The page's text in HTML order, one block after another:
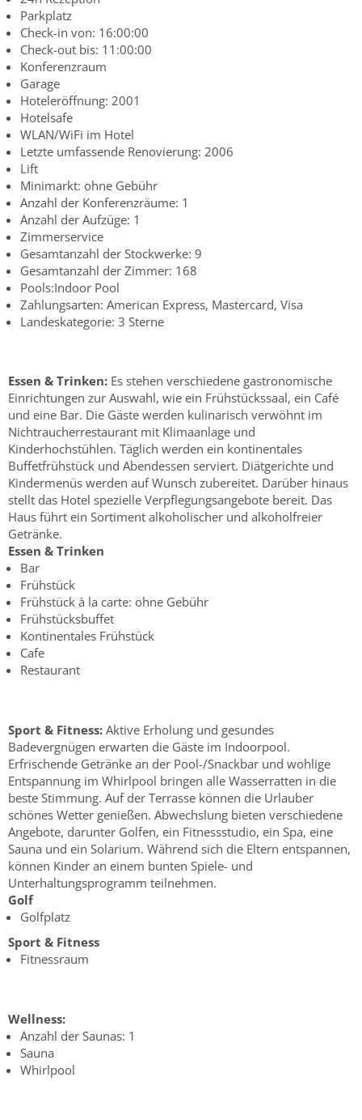
Parkplatz
Check-in von: 16:00:00
Check-out bis: 11:00:00
Konferenzraum
Garage
Hoteleröffnung: 2001
Hotelsafe
WLAN/WiFi im Hotel
Letzte umfassende Renovierung: 2006
Lift
Minimarkt: ohne Gebühr
Anzahl der Konferenzräume: 1
Anzahl der Aufzüge: 1
Zimmerservice
Gesamtanzahl der Stockwerke: 9
Gesamtanzahl der Zimmer: 168
Pools:Indoor Pool
Zahlungsarten: American Express, Mastercard, Visa
Landeskategorie: 3 Sterne
Essen & Trinken: Es stehen verschiedene gastronomische
Einrichtungen zur Auswahl, wie ein Frühstückssaal, ein Café
und eine Bar. Die Gäste werden kulinarisch verwöhnt im
Nichtraucherrestaurant mit Klimaanlage und
Kinderhochstühlen. Täglich werden ein kontinentales
Buffetfrühstück und Abendessen serviert. Diätgerichte und
Kindermenüs werden auf Wunsch zubereitet. Darüber hinaus
stellt das Hotel spezielle Verpflegungsangebote bereit. Das
Haus führt ein Sortiment alkoholischer und alkoholfreier
Getränke.
Essen & Trinken
Bar
Frühstück
Frühstück à la carte: ohne Gebühr
Frühstücksbuffet
Kontinentales Frühstück
Cafe
Restaurant
Sport & Fitness: Aktive Erholung und gesundes
Badevergnügen erwarten die Gäste im Indoorpool.
Erfrischende Getränke an der Pool-/Snackbar und wohlige
Entspannung im Whirlpool bringen alle Wasserratten in die
beste Stimmung. Auf der Terrasse können die Urlauber
schönes Wetter genießen. Abwechslung bieten verschiedene
Angebote, darunter Golfen, ein Fitnessstudio, ein Spa, eine
Sauna und ein Solarium. Während sich die Eltern entspannen,
können Kinder an einem bunten Spiele- und
Unterhaltungsprogramm teilnehmen.
Golf
Golfplatz
Sport & Fitness
Fitnessraum
Wellness:
Anzahl der Saunas: 1
Sauna
Whirlpool